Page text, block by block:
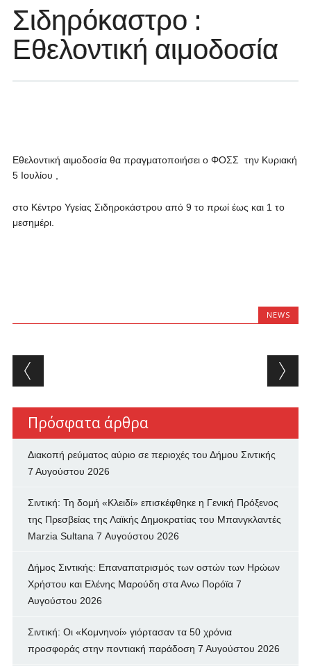
Σιδηρόκαστρο :
Εθελοντική αιμοδοσία
Εθελοντική αιμοδοσία θα πραγματοποιήσει ο ΦΟΣΣ την Κυριακή
5 Ιουλίου ,
στο Κέντρο Υγείας Σιδηροκάστρου από 9 το πρωί έως και 1 το
μεσημέρι.
NEWS
Post navigation
Πρόσφατα άρθρα
Διακοπή ρεύματος αύριο σε περιοχές του Δήμου Σιντικής
7 Αυγούστου 2026
Σιντική: Τη δομή «Κλειδί» επισκέφθηκε η Γενική Πρόξενος
της Πρεσβείας της Λαϊκής Δημοκρατίας του Μπανγκλαντές
Marzia Sultana 7 Αυγούστου 2026
Δήμος Σιντικής: Επαναπατρισμός των oστών των Ηρώων
Χρήστου και Ελένης Μαρούδη στα Ανω Πορόϊα 7
Αυγούστου 2026
Σιντική: Οι «Κομνηνοί» γιόρτασαν τα 50 χρόνια
προσφοράς στην ποντιακή παράδοση 7 Αυγούστου 2026